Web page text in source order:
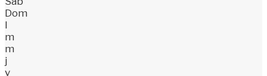
Dom
l
m
m
j
v